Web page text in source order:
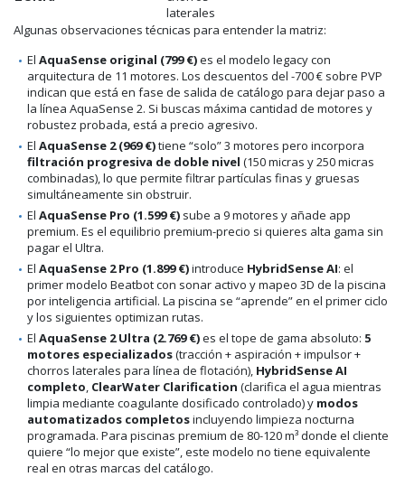
laterales
Algunas observaciones técnicas para entender la matriz:
El AquaSense original (799 €)es el modelo legacy con
arquitectura de 11 motores. Los descuentos del -700 € sobre PVP
indican que está en fase de salida de catálogo para dejar paso a
la línea AquaSense 2. Si buscas máxima cantidad de motores y
robustez probada, está a precio agresivo.
El AquaSense 2 (969 €)tiene “solo” 3 motores pero incorpora
filtración progresiva de doble nivel (150 micras y 250 micras
combinadas), lo que permite filtrar partículas finas y gruesas
simultáneamente sin obstruir.
El AquaSense Pro (1.599 €) sube a 9 motores y añade app
premium. Es el equilibrio premium-precio si quieres alta gama sin
pagar el Ultra.
El AquaSense 2 Pro (1.899 €)introduce HybridSense AI: el
primer modelo Beatbot con sonar activo y mapeo 3D de la piscina
por inteligencia artificial. La piscina se “aprende” en el primer ciclo
y los siguientes optimizan rutas.
El AquaSense 2 Ultra (2.769 €)es el tope de gama absoluto: 5
motores especializados(tracción + aspiración + impulsor +
chorros laterales para línea de flotación), HybridSense AI
completo, ClearWater Clarification (clarifica el agua mientras
limpia mediante coagulante dosificado controlado) y modos
automatizados completosincluyendo limpieza nocturna
programada. Para piscinas premium de 80-120 m³ donde el cliente
quiere “lo mejor que existe”, este modelo no tiene equivalente
real en otras marcas del catálogo.